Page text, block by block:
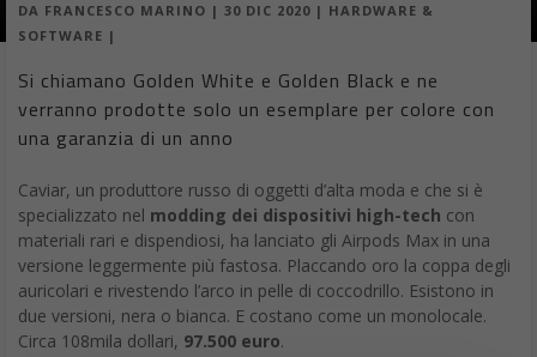
DA FRANCESCO MARINO | 30 DIC 2020 | HARDWARE &
SOFTWARE |
Si chiamano Golden White e Golden Black e ne
verranno prodotte solo un esemplare per colore con
una garanzia di un anno
Caviar, un produttore russo di oggetti d’alta moda e che si è
specializzato nel modding dei dispositivi high-tech con
materiali rari e dispendiosi, ha lanciato gli Airpods Max in una
versione leggermente più fastosa. Placcando oro la coppa degli
auricolari e rivestendo l’arco in pelle di coccodrillo. Esistono in
due versioni, nera o bianca. E costano come un monolocale.
Circa 108mila dollari, 97.500 euro.